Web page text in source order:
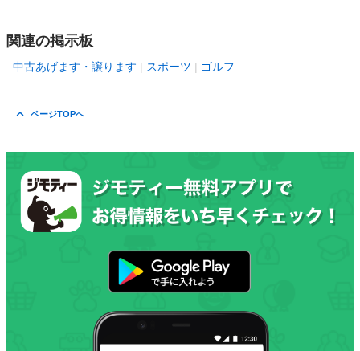
関連の掲示板
中古あげます・譲ります スポーツ ゴルフ
ページTOPへ